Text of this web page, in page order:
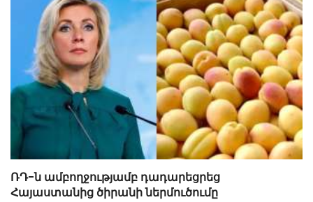
ՌԴ-ն ամբողջությամբ դադարեցրեց
Հայաստանից ծիրանի ներմուծումը